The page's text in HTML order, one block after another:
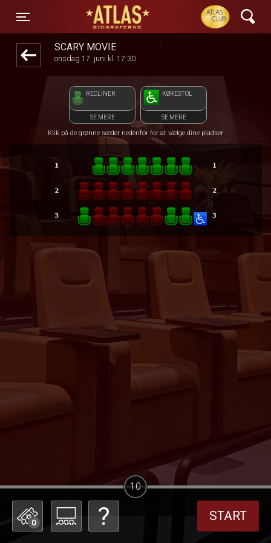
Toggle navigation
ATLAS Biograferne
SCARY MOVIE
onsdag 17. juni kl. 17:30
RECLINER
SE MERE
KØRESTOL
SE MERE
Klik på de grønne sæder nedenfor for at vælge dine pladser
0 START
10
front03-cc 064713